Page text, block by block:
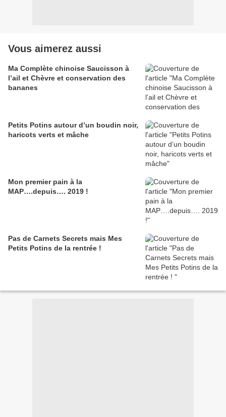
Vous aimerez aussi
Ma Complète chinoise Saucisson à
l’ail et Chèvre et conservation des
bananes
Petits Potins autour d’un boudin noir,
haricots verts et mâche
Mon premier pain à la
MAP….depuis…. 2019 !
Pas de Carnets Secrets mais Mes
Petits Potins de la rentrée !